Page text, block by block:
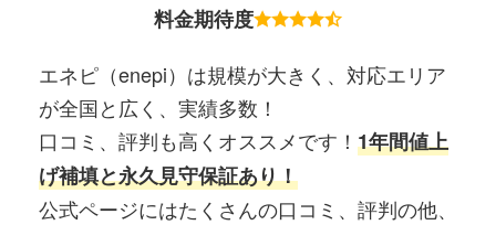
料金期待度
エネピ（enepi）は規模が大きく、対応エリア
が全国と広く、実績多数！
口コミ、評判も高くオススメです！ 1年間値上
げ補填と永久見守保証あり！
公式ページにはたくさんの口コミ、評判の他、